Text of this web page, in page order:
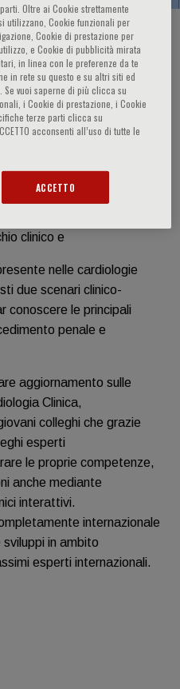
/ INFO EVENTO
della sicurezza dei
impatto prognostico, clinico
clinico e
nelle cardiologie
due scenari clinico-
conoscere le principali
penale e
aggiornamento sulle
Clinica,
colleghi che grazie
esperti
le proprie competenze,
anche mediante
interattivi.
internazionale
in ambito
esperti internazionali.
Oltre ai Cookie strettamente
utilizzano, Cookie funzionali per
Cookie di prestazione per
e Cookie di pubblicità mirata
in linea con le preferenze da te
in rete su questo e su altri siti ed
vuoi saperne di più clicca su
i Cookie di prestazione, i Cookie
terze parti clicca su
acconsenti all’uso di tutte le
ACCETTO